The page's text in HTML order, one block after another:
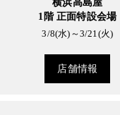
1階 正面特設会場
3/8(水)～3/21(火)
店舗情報